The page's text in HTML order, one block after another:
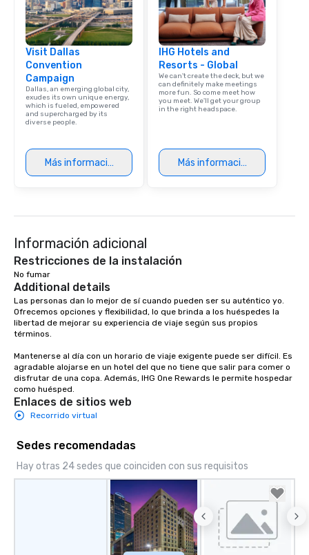
Visit Dallas
Convention
Campaign
Dallas, an emerging global city,
exudes its own unique energy,
which is fueled, empowered
and supercharged by its
diverse people.
Más información
IHG Hotels and
Resorts - Global
We can't create the deck, but we
can definitely make meetings
more fun. So come meet how
you meet. We'll get your group
in the right headspace.
Más información
Información adicional
Restricciones de la instalación
No fumar
Additional details
Las personas dan lo mejor de sí cuando pueden ser su auténtico yo.
Ofrecemos opciones y flexibilidad, lo que brinda a los huéspedes la
libertad de mejorar su experiencia de viaje según sus propios
términos.
Mantenerse al día con un horario de viaje exigente puede ser difícil. Es
agradable alojarse en un hotel del que no tiene que salir para comer o
disfrutar de una copa. Además, IHG One Rewards le permite hospedar
como huésped.
Enlaces de sitios web
Recorrido virtual
Sedes recomendadas
Hay otras 24 sedes que coinciden con sus requisitos